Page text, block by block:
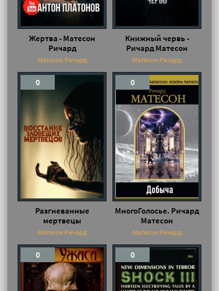
Жертва - Матесон
Ричард
Матесон Ричард
Книжный червь -
Ричард Матесон
Матесон Ричард
0
Разгневанные
мертвецы
Матесон Ричард
0
МногоГолосье. Ричард
Матесон
Матесон Ричард
0 0